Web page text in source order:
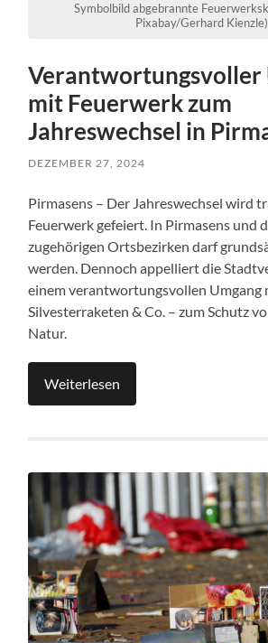
Symbolbild abgebrannte
Pixabay/Gerhard Kienzle)
Verantwortungsvoller
mit Feuerwerk zum
Jahreswechsel in
DEZEMBER 27, 2024
Pirmasens – Der Jahreswechsel wird
Feuerwerk gefeiert. In Pirmasens und
zugehörigen Ortsbezirken darf
werden. Dennoch appelliert die
einem verantwortungsvollen Umgang
Silvesterraketen & Co. – zum Schutz
Natur.
Weiterlesen